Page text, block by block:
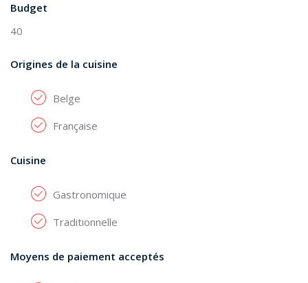
Budget
40
Origines de la cuisine
Belge
Française
Cuisine
Gastronomique
Traditionnelle
Moyens de paiement acceptés